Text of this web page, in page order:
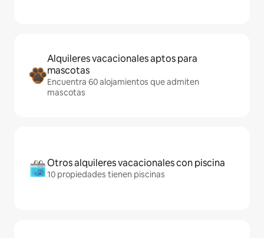
Alquileres vacacionales aptos para
mascotas
Encuentra 60 alojamientos que admiten
mascotas
Otros alquileres vacacionales con piscina
10 propiedades tienen piscinas